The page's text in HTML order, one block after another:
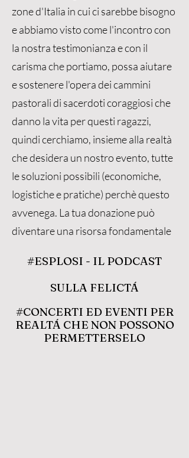
zone d'Italia in cui ci sarebbe bisogno
e abbiamo visto come l'incontro con
la nostra testimonianza e con il
carisma che portiamo, possa aiutare
e sostenere l'opera dei cammini
pastorali di sacerdoti coraggiosi che
danno la vita per questi ragazzi,
quindi cerchiamo, insieme alla realtà
che desidera un nostro evento, tutte
le soluzioni possibili (economiche,
logistiche e pratiche) perchè questo
avvenega. La tua donazione può
diventare una risorsa fondamentale
#ESPLOSI - IL PODCAST
SULLA FELICTÁ
#CONCERTI ED EVENTI PER
REALTÁ CHE NON POSSONO
PERMETTERSELO